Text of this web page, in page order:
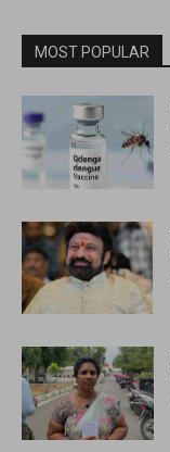
MOST POPULAR